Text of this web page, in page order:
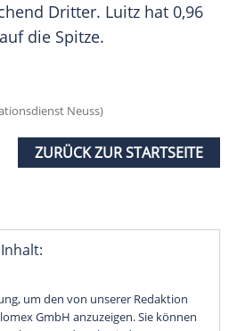
Dritter. Luitz hat 0,96
die Spitze.
Neuss)
ZURÜCK ZUR STARTSEITE
um den von unserer Redaktion
GmbH anzuzeigen. Sie können